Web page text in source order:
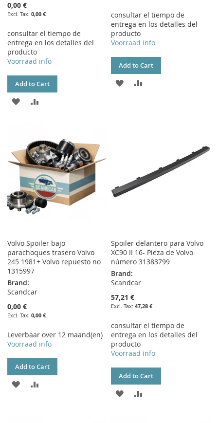
0,00 €
0,00 €
consultar el tiempo de
entrega en los detalles del
producto
Voorraad info
Add to Cart
ADD
LIST
consultar el tiempo de
entrega en los detalles del
producto
Voorraad info
Add to Cart
ADD
Volvo Spoiler bajo
parachoques trasero Volvo
245 1981+ Volvo repuesto no
1315997
Brand:
Scandcar
0,00 €
0,00 €
Leverbaar over 12 maand(en)
Voorraad info
Add to Cart
ADD
Spoiler delantero para Volvo
XC90 II 16- Pieza de Volvo
número 31383799
Brand:
Scandcar
57,21 €
47,28 €
consultar el tiempo de
entrega en los detalles del
producto
Voorraad info
Add to Cart
ADD